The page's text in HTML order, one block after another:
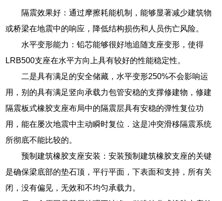
隔震效果好：通过摩擦耗能机制，能够显著减少建筑物
或桥梁在地震中的响应，降低结构损伤和人员伤亡风险。
水平变形能力：铅芯能够很好地追随支座变形，使得
LRB500支座在水平方向上具有较好的性能稳定性。
二是具有满足的安全储藏，水平变形250%不会影响运
用，别的具有满足竖向承载力包管安稳的支撑修建物，修建
隔震板式橡胶支座布局中的隔震层具有安稳的弹性复位功
用，能在屡次地震中主动瞬时复位．这是冲突滑移隔震系统
所彻底不能比较的。
预制建筑橡胶支座安装：安装预制建筑橡胶支座的关键
是确保梁底部的垫石顶，平行平面，下表面和支持，所有关
闭，没有偏见，无效和不均匀承载力。